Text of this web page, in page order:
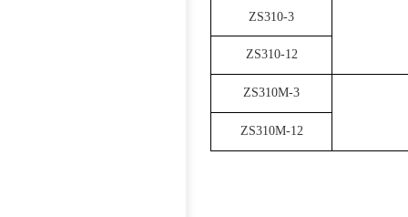
ZS310-3
ZS310-12
ZS310M-3
ZS310M-12